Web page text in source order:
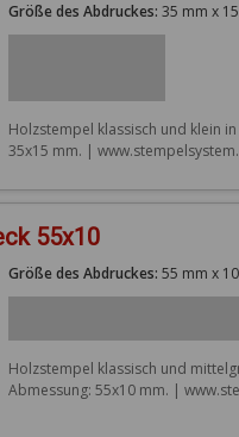
Größe des Abdruckes: 35 mm x
Holzstempel klassisch und klein
35x15 mm. |
55x10
Größe des Abdruckes: 55 mm x
Holzstempel klassisch und
Abmessung: 55x10 mm. |